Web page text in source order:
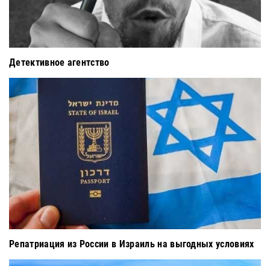
Детективное агентство
Репатриация из России в Израиль на выгодных условиях